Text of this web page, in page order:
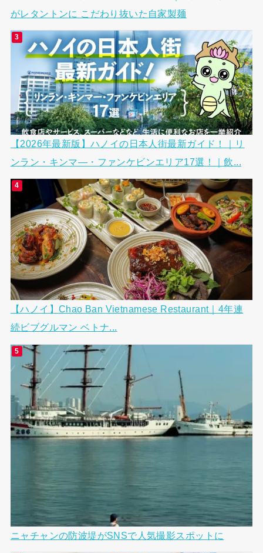
がレタントンに こだわり抜いた自家製麺
【2026年最新版】ハノイの日本人街最新ガイド！｜リ
ンラン・キンマ―・ファンケビンエリア17選！｜飲...
【ハノイ】Chao Ban Vietnamese Restaurant｜4年連
続ビブグルマン ベトナ...
ニャチャンの防波堤がSNSで人気撮影スポットに